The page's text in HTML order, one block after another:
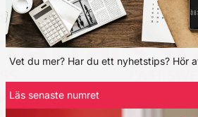
Vet du mer? Har du ett nyhetstips? Hör
Läs senaste numret